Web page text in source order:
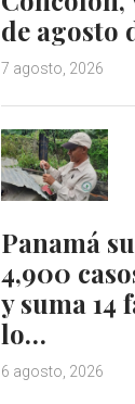
de agosto
7 agosto, 2026
Panamá
4,900
y suma 14
lo…
6 agosto, 2026